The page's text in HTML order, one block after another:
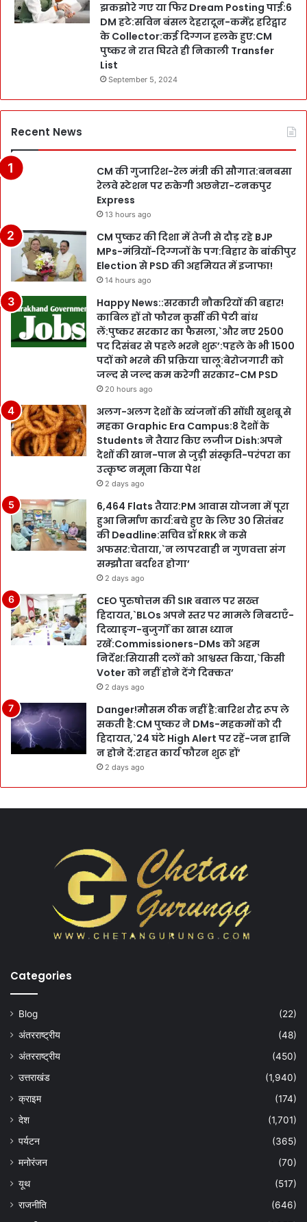
झकझोरे गए या फिर Dream Posting पाई:6
DM हटे:सविन बंसल देहरादून-कर्मेंद्र हरिद्वार
के Collector:कई दिग्गज हलके हुए:CM
पुष्कर ने रात घिरते ही निकाली Transfer
List
September 5, 2024
Recent News
CM की गुजारिश-रेल मंत्री की सौगात:बनबसा
रेलवे स्टेशन पर रुकेगी अछनेरा-टनकपुर
Express
13 hours ago
CM पुष्कर की दिशा में तेजी से दौड़ रहे BJP
MPs-मंत्रियों-दिग्गजों के पग:बिहार के बांकीपुर
Election से PSD की अहमियत में इजाफा!
14 hours ago
Happy News::सरकारी नौकरियों की बहार!
काबिल हों तो फौरन कुर्सी की पेटी बांध
लें:पुष्कर सरकार का फैसला,`और नए 2500
पद दिसंबर से पहले भरने शुरू’:पहले के भी 1500
पदों को भरने की प्रक्रिया चालू:बेरोजगारी को
जल्द से जल्द कम करेगी सरकार-CM PSD
20 hours ago
अलग-अलग देशों के व्यंजनों की सोंधी खुशबू से
महका Graphic Era Campus:8 देशों के
Students ने तैयार किए लजीज Dish:अपने
देशों की खान-पान से जुड़ी संस्कृति-परंपरा का
उत्कृष्ट नमूना किया पेश
2 days ago
6,464 Flats तैयार:PM आवास योजना में पूरा
हुआ निर्माण कार्य:बचे हुए के लिए 30 सितंबर
की Deadline:सचिव डॉ RRK ने कसे
अफसर:चेताया,`न लापरवाही न गुणवत्ता संग
सम्झौता बर्दाश्त होगा’
2 days ago
CEO पुरुषोत्तम की SIR बवाल पर सख्त
हिदायत,`BLOs अपने स्तर पर मामले निबटाएँ-
दिव्याङ्ग-बुजुर्गों का खास ध्यान
रखें:Commissioners-DMs को अहम
निर्देश:सियासी दलों को आश्वस्त किया,`किसी
Voter को नहीं होने देंगे दिक्कत’
2 days ago
Danger!मौसम ठीक नहीं है:बारिश रौद्र रूप ले
सकती है:CM पुष्कर ने DMs-महकमों को दी
हिदायत,`24 घंटे High Alert पर रहें-जन हानि
न होने दें:राहत कार्य फौरन शुरू हों’
2 days ago
Categories
Blog
(22)
अंतरराष्ट्रीय
(48)
अंतरराष्ट्रीय
(450)
उत्तराखंड
(1,940)
क्राइम
(174)
देश
(1,701)
पर्यटन
(365)
मनोरंजन
(70)
यूथ
(517)
राजनीति
(646)